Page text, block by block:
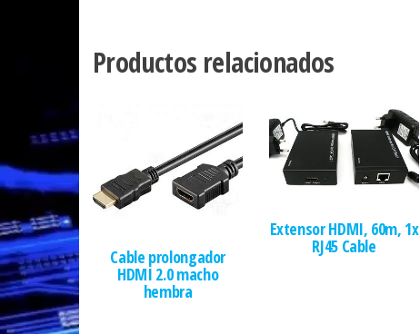
Productos relacionados
Cable prolongador
HDMI 2.0 macho
hembra
Extensor HDMI, 60m, 1x
RJ45 Cable